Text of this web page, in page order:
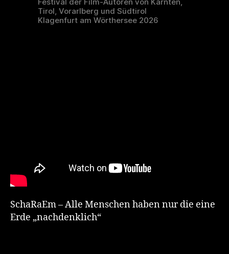
Tirol, Vorarlberg und Südtirol
Klagenfurt am Wörthersee 2026
SchaRaEm – Alle Menschen haben nur die eine
Erde „nachdenklich“